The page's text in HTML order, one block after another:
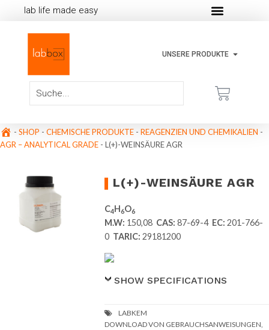
lab life made easy
UNSERE PRODUKTE
- SHOP - CHEMISCHE PRODUKTE - REAGENZIEN UND CHEMIKALIEN -
AGR – ANALYTICAL GRADE - L(+)-WEINSÄURE AGR
L(+)-WEINSÄURE AGR
C4H6O6
M.W: 150,08 CAS:87-69-4 EC:201-766-
0 TARIC:29181200
SHOW SPECIFICATIONS
DOWNLOAD VON GEBRAUCHSANWEISUNGEN,